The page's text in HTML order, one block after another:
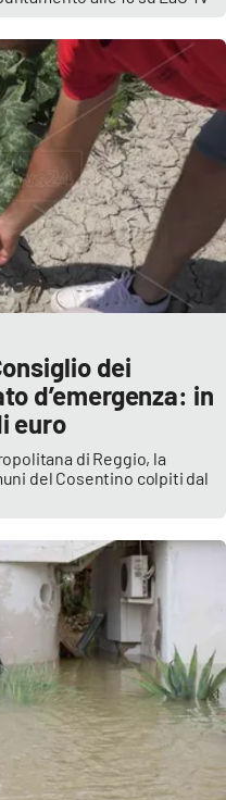
dei
d’emergenza: in
euro
di Reggio, la
del Cosentino colpiti dal